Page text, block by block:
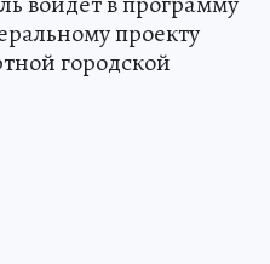
проекту
городской